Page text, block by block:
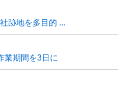
跡地を多目的 ...
業期間を3日に